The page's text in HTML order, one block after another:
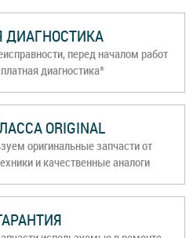
ДИАГНОСТИКА
перед началом работ
диагностика*
ORIGINAL
оригинальные запчасти от
и качественные аналоги